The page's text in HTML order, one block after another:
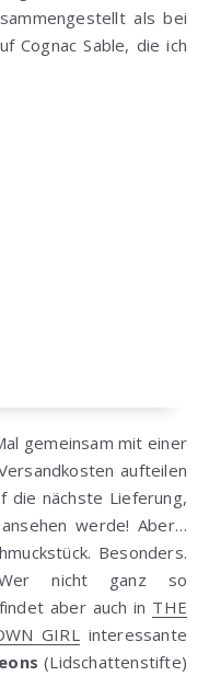
als bei
Cognac Sable, die ich
gemeinsam mit einer
aufteilen
die nächste Lieferung,
werde! Aber…
Besonders.
Wer nicht ganz so
aber auch in THE
GIRL interessante
(Lidschattenstifte)